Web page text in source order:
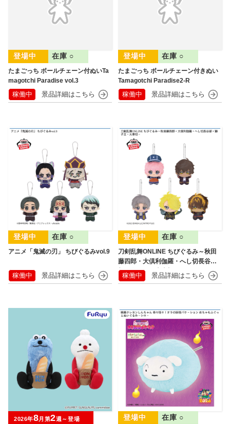
たまごっち ボールチェーン付ぬいTa
magotchi Paradise vol.3
在庫 ○
稼働中
たまごっち ボールチェーン付きぬい
Tamagotchi Paradise2-R
在庫 ○
稼働中
アニメ「鬼滅の刃」 ちびぐるみvol.9
在庫 ○
稼働中
刀剣乱舞ONLINE ちびぐるみ～秋田
藤四郎・大倶利伽羅・へし切長谷
部・獅子王・火車切～
在庫 ○
稼働中
2026年8月第2週～登場 在庫 ○